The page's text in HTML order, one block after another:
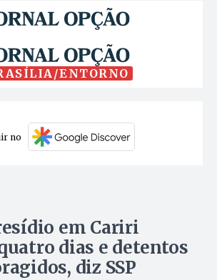
ENTORNO
no
em Cariri
dias e detentos
diz SSP